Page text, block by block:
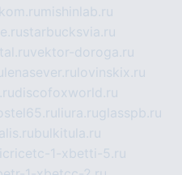
mishinlab.ru
starbucksvia.ru
vektor-doroga.ru
lenasever.ru lovinskix.ru
discofoxworld.ru
liura.ruglasspb.ru
bulkitula.ru
1-xbetti-5.ru